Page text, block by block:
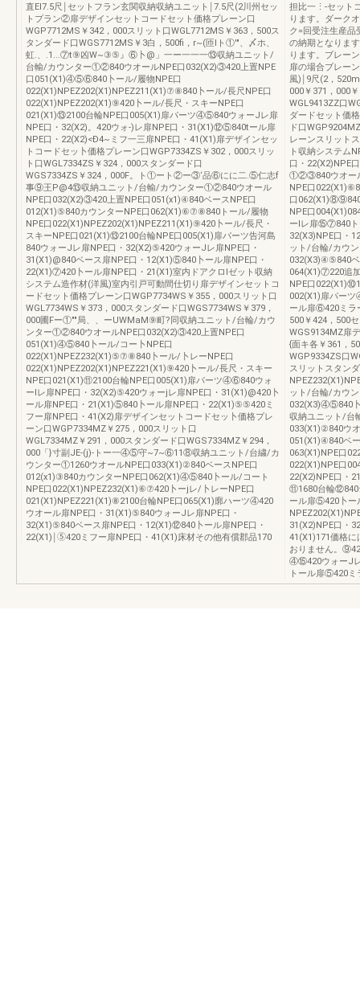
直El7.5尺￨セットフラン玄関収納収納ユニット￨7.5尺(2川州セッ
トプラン②扉デザインセットコードセット価格プレーン口
WGP7712MS￥342，000スリット口WGL7712MS￥363，500ス
タンダード口WGS7712MS￥3白，500fi，r~(匝lト①'"、〆ホ、
虹.、.1...⑦t⑨凶W~③⑤』⑥卜@」一ー一一一⑬収納ユニット/
台輸/カウンター①②840ウオールNPE口032(X2)③420上置NPE
口051(X1)④⑤⑥840卜ール/履物NPE口
022(X1)NPEZ202(X1)NPEZ211(X1)⑦⑧840卜ール/長尺NPE口
022(X1)NPEZ202(X1)⑨420卜ール/長尺・スキーNPE口
021(X1)⑬2100台輪NPE口005(X1)扉パーツ④⑤840ウォーJレ扉
NPE口・32(X2)。420ウォ-)レ扉NPE口・31(X1)⑫⑤840tール扉
NPE口・22(X2)<Ð4~ミフ一三扉NPE口・41(X1)扉デザインセッ
トコードセッ卜価格プレーン口WGP7334ZS￥302，000スリッ
ト口WGL7334ZS￥324，000スタンダード口
WGS7334ZS￥324，000F。ト①ート②ー③‘品⑥にに二.⑤仁志f
事⑨王P@4⑬収納ユニット/台輸/カウンター①②840ウオール
NPE口032(X2)③420上置NPE口051(x1)④840ベースNPE口
012(X1)⑤840カウンターNPE口062(X1)⑥⑦⑧840トール/履物
NPE口022(X1)NPEZ202(X1)NPEZ211(X1)⑨420卜ール/長尺・
スキーNPE口021(X1)⑬2100台輪NPE口005(X1)扉パーツ告河島
840ウォーJレ扉NPE口・32(X2)⑤420ウォーJレ扉NPE口・
31(X1)@840ベース扉NPE口・12(X1)⑤840卜ール扉NPE口・
22(X1)⑦420卜ール扉NPE口・21(X1)室内ドアクロlゼット収納
システム造作材(洋風)室内引戸可動間仕切り扉デザインセットコ
ードセット価格プレーン口WGP7734WS￥355，000スリット口
WGL7734WS￥373，000スタンダード口WGS7734WS￥379，
000圃Fー①""局、、ーUWMaM⑨町?同収納ユニット/台輪/カウ
ンター①②840ウオールNPE口032(X2)③420上置NPE口
051(X1)④⑤840卜ール/コー卜NPE口
022(X1)NPEZ232(X1)⑤⑦⑧840卜ール/卜レーNPE口
022(X1)NPEZ202(X1)NPEZ221(X1)⑨420卜ール/長尺・スキー
NPE口021(X1)⑪2100台輪NPE口005(X1)扉パーツ④⑥840ウォ
ーlレ扉NPE口・32(X2)⑤420ウォーjレ扉NPE口・31(X1)@420卜
ール扉NPE口・21(X1)⑤840卜ール扉NPE口・22(X1)⑤⑤420ミ
フー扉NPE口・41(X2)扉デザインセットコードセッ卜価格プレ
ーン口WGP7334MZ￥275，000スリット口
WGL7334MZ￥291，000スタンダード口WGS7334MZ￥294，
000「}寸副JE-(j)-トー一④⑤守~7~⑥11⑧収納ユニット/台繍/カ
ウンター①1260ウオールNPE口033(X1)②840ベースNPE口
012(x1)③840カウンターNPE口062(X1)④⑤840卜ール/コート
NPE口022(X1)NPEZ232(X1)⑥⑦420卜ーjレ/卜レーNPE口
021(X1)NPEZ221(X1)⑧2100台輪NPE口065(X1)廓ハーツ④420
ウオール扉NPE口・31(X1)⑤840ウォーJレ扉NPE口・
32(X1)⑤840ベース扉NPE口・12(X1)⑫840卜ール扉NPE口・
22(X1)￨⑤420ミフー扉NPE口・41(X1)床材その他有償郡品170
担比一⋮-セット
ります。ダーク
ク=回受注生産
の納期となりま
ります。ブレー
扉の場合ブレー
風)￨9尺(2，
000￥371，000
WGL9413ZZ口
ダードセット価
ド口
レーンスリット
ト収納システム
口・22(X2)NPE
①②③840ウオー
NPE口
口
NPE口
ーlレ扉⑮⑦840ト
32(X3)NPE口・
ット/台輪/カウ
032(X3)④⑤840ベ
064(X1)⑦220追
NPE口
002(X1)扉パー
ール扉⑥420ミラ
500￥424，500
WGS9134MZ扉
{面キ各￥361，
WGP9334ZS口
スリットスタン
ット/台輪/カウ
032(X3)④⑤840卜
収納ユニット/台
033(X1)②840ウ
051(X1)④840ベ
063(X1)NPE口
022(X1)NPE口
22(X2)NPE口・
⑪1680台輪
ール扉⑤420卜ー
31(X2)NPE口・
41(X1)171価格に
おりません。
④⑮420ウォーJ
トール扉⑤420ミ